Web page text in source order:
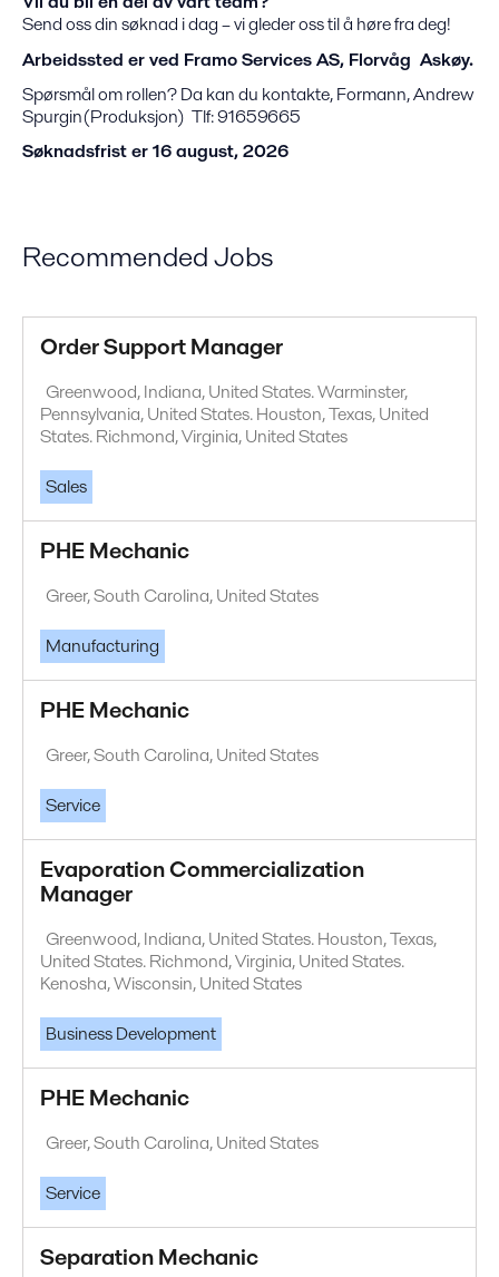
Send oss din søknad i dag – vi gleder oss til å høre fra deg!
Arbeidssted er ved Framo Services AS, Florvåg Askøy.
Spørsmål om rollen? Da kan du kontakte, Formann, Andrew
Spurgin(Produksjon) Tlf: 91659665
Søknadsfrist er 16 august, 2026
Recommended Jobs
Order Support Manager
Greenwood, Indiana, United States. Warminster,
Pennsylvania, United States. Houston, Texas, United
States. Richmond, Virginia, United States
Sales
PHE Mechanic
Greer, South Carolina, United States
Manufacturing
PHE Mechanic
Greer, South Carolina, United States
Service
Evaporation Commercialization
Manager
Greenwood, Indiana, United States. Houston, Texas,
United States. Richmond, Virginia, United States.
Kenosha, Wisconsin, United States
Business Development
PHE Mechanic
Greer, South Carolina, United States
Service
Separation Mechanic